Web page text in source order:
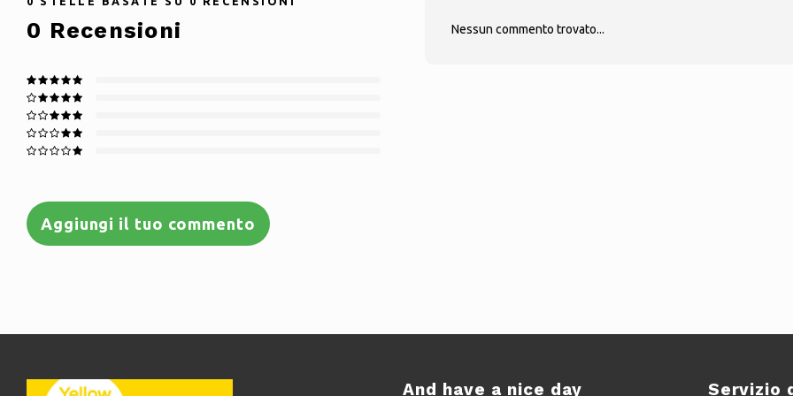
0 Recensioni
Aggiungi il tuo commento
Nessun commento trovato...
And have a nice day Servizio